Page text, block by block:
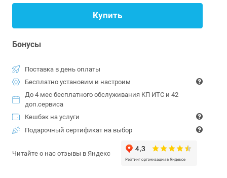
Купить
Бонусы
Поставка в день оплаты
Бесплатно установим и настроим
До 4 мес бесплатного обслуживания КП ИТС и 42
доп.сервиса
Кешбэк на услуги
Подарочный сертификат на выбор
Читайте о нас отзывы в Яндекс